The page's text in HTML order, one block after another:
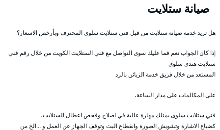
صيانة ستلايت
هل تريد خدمة صيانة ستلايت من قبل فنى ستلايت سلوى المحترف وبأرخص الاسعار؟
إذا كان الجواب نعم فما عليك سوى التواصل مع فني الستلايت الكويت من خلال رقم فني
ستلايت هندي سلوى
المستعد من خلال فريق خدمة الزبائن بالرد
على المكالمات على مدار الساعة،
فني ستلايت سلوى يمتلك مهارة عالية في اصلاح وفحص اعطال الستلايت،
كضياع الاشارة وتشويش الصورة وانقطاع البث وتوقف الجهاز عن العمل و …الخ من